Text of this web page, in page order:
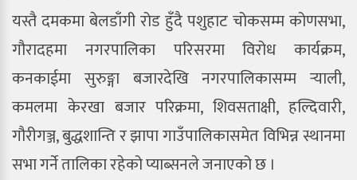
यस्तै दमकमा बेलडाँगी रोड हुँदै पशुहाट चोकसम्म कोणसभा,
गौरादहमा नगरपालिका परिसरमा विरोध कार्यक्रम,
कनकाईमा सुरुङ्गा बजारदेखि नगरपालिकासम्म र्‍याली,
कमलमा केरखा बजार परिक्रमा, शिवसताक्षी, हल्दिवारी,
गौरीगञ्ज, बुद्धशान्ति र झापा गाउँपालिकासमेत विभिन्न स्थानमा
सभा गर्ने तालिका रहेको प्याब्सनले जनाएको छ ।